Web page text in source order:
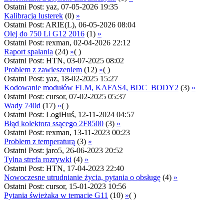
Ostatni Post: yaz, 07-05-2026 19:35
Kalibracja lusterek (0) »
Ostatni Post: ARIE(L), 06-05-2026 08:04
Olej do 750 Li G12 2016 (1) »
Ostatni Post: rexman, 02-04-2026 22:12
Raport spalania (24) »( )
Ostatni Post: HTN, 03-07-2025 08:02
Problem z zawieszeniem (12) »( )
Ostatni Post: yaz, 18-02-2025 15:27
Kodowanie modułów FLM, KAFAS4, BDC_BODY2 (3) »
Ostatni Post: cursor, 07-02-2025 05:37
Wady 740d (17) »( )
Ostatni Post: LogiHuś, 12-11-2024 04:57
Błąd kolektora ssącego 2F8500 (3) »
Ostatni Post: rexman, 13-11-2023 00:23
Problem z temperaturą (3) »
Ostatni Post: jaro5, 26-06-2023 20:52
Tylna strefa rozrywki (4) »
Ostatni Post: HTN, 17-04-2023 22:40
Nowoczesne utrudnianie życia, pytania o obsługę (4) »
Ostatni Post: cursor, 15-01-2023 10:56
Pytania świeżaka w temacie G11 (10) »( )